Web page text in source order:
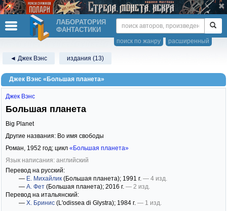
ЛАБОРАТОРИЯ
ФАНТАСТИКИ
расширенный
поиск по жанру
◄ Джек Вэнс издания (13)
Джек Вэнс «Большая планета»
Джек Вэнс
Большая планета
Big Planet
Другие названия: Во имя свободы
Роман, 1952 год; цикл «Большая планета»
Язык написания: английский
Перевод на русский:
— Е. Михайлик (Большая планета); 1991 г. — 4 изд.
— А. Фет (Большая планета); 2016 г. — 2 изд.
Перевод на итальянский:
— Х. Бринис (L'odissea di Glystra); 1984 г. — 1 изд.